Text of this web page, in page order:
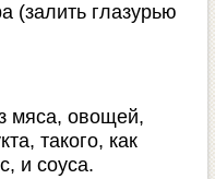
(залить глазурью
мяса, овощей,
такого, как
и соуса.